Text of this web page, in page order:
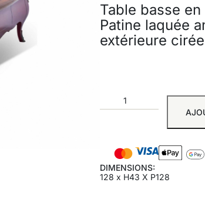
Table basse
Patine laquée
extérieure
DIMENSIONS:
128 x H43 X P128